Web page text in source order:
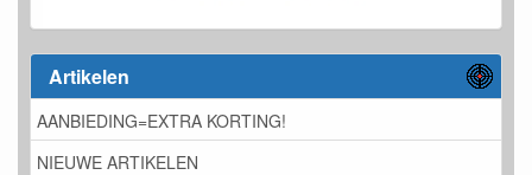
Artikelen
AANBIEDING=EXTRA KORTING!
NIEUWE ARTIKELEN